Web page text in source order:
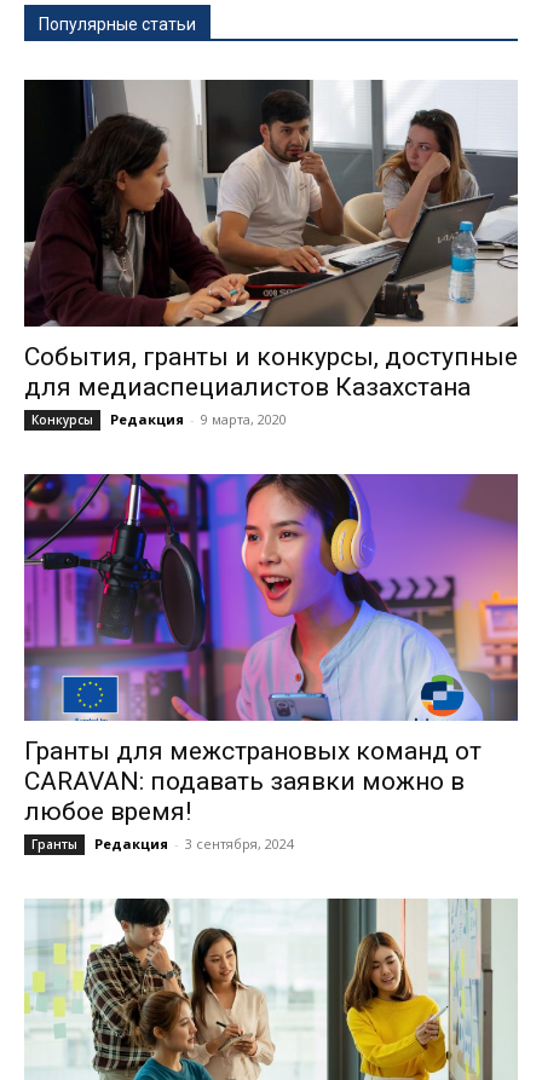
Популярные статьи
События, гранты и конкурсы, доступные
для медиаспециалистов Казахстана
Конкурсы Редакция - 9 марта, 2020
Гранты для межстрановых команд от
CARAVAN: подавать заявки можно в
любое время!
Гранты Редакция - 3 сентября, 2024